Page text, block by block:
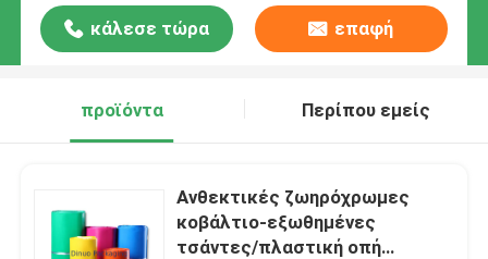
κάλεσε τώρα επαφή
προϊόντα Περίπου εμείς
Ανθεκτικές ζωηρόχρωμες
κοβάλτιο-εξωθημένες
τσάντες/πλαστική οπή